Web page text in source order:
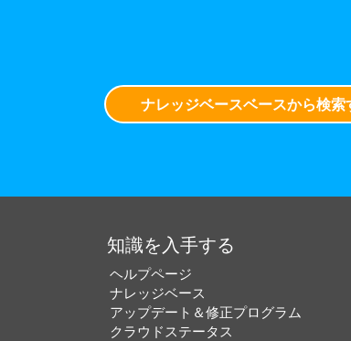
ナレッジベースベースから検索
知識を入手する
ヘルプページ
ナレッジベース
アップデート＆修正プログラム
クラウドステータス